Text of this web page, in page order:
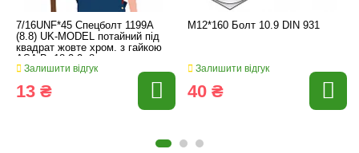
7/16UNF*45 Спецболт 1199A
(8.8) UK-MODEL потайний під
квадрат жовте хром. з гайкою
ASA B. 18.2.2.-8
Залишити відгук
13 ₴
M12*160 Болт 10.9 DIN 931
Залишити відгук
40 ₴